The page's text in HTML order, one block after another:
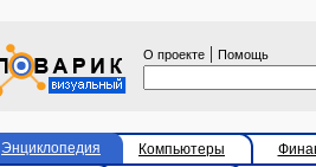
О проекте | Помощь
Энциклопедия Компьютеры